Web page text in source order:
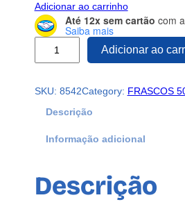
Adicionar ao carrinho
Até 12x sem cartão com
Saiba mais
4
F
Adicionar ao
SKU: 8542Category: FRASCOS
Descrição
Informação adicional
Descrição